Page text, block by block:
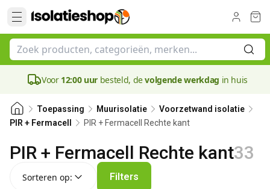
Voor 12:00 uur besteld, devolgende werkdag in huis
Toepassing Muurisolatie
Voorzetwand isolatie
PIR + Fermacell
PIR + Fermacell Rechte kant
PIR + Fermacell Rechte kant33
Sorteren op: Filters